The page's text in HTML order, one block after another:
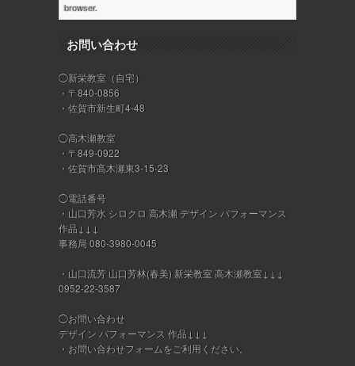
browser.
お問い合わせ
◯新栄教室（自宅）
・〒840-0856
・佐賀市新生町4-48
◯高木瀬教室
・〒849-0922
・佐賀市高木瀬東3-15-23
◯電話番号
・山口芳水 シロクロ 高木瀬 デザイン パフォーマンス
作品↓↓↓
事務局 080-3980-0045
・山口流芳 山口芳林(春美) 新栄教室 高木瀬教室↓↓↓
0952-22-3587
◯お問い合わせ
デザイン パフォーマンス 作品↓↓↓
・ お問い合わせフォームをご利用ください。